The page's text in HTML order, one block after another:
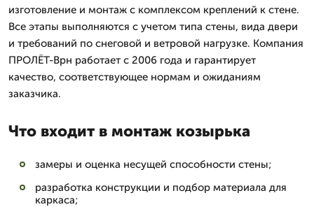
изготовление и монтаж с комплексом креплений к стене.
Все этапы выполняются с учетом типа стены, вида двери
и требований по снеговой и ветровой нагрузке. Компания
ПРОЛЁТ-Врн работает с 2006 года и гарантирует
качество, соответствующее нормам и ожиданиям
заказчика.
Что входит в монтаж козырька
замеры и оценка несущей способности стены;
разработка конструкции и подбор материала для
каркаса;